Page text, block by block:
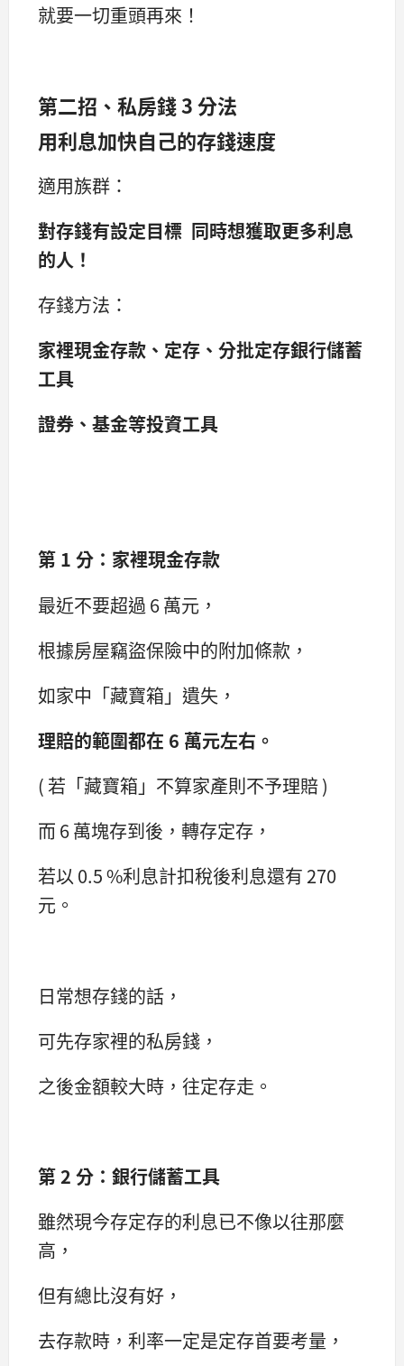
就要一切重頭再來！
第二招、私房錢 3 分法
用利息加快自己的存錢速度
適用族群：
對存錢有設定目標 同時想獲取更多利息
的人！
存錢方法：
家裡現金存款、 定存、分批定存銀行儲蓄
工具
證券、基金等投資工具
第 1 分：家裡現金存款
最近不要超過 6 萬元，
根據房屋竊盜保險中的附加條款，
如家中「藏寶箱」遺失，
理賠的範圍都在 6 萬元左右。
( 若「藏寶箱」不算家產則不予理賠 )
而 6 萬塊存到後，轉存定存，
若以 0.5 %利息計扣稅後利息還有 270
元。
日常想存錢的話，
可先存家裡的私房錢，
之後金額較大時，往定存走。
第 2 分：銀行儲蓄工具
雖然現今存定存的利息已不像以往那麼
高，
但有總比沒有好，
去存款時，利率一定是定存首要考量，